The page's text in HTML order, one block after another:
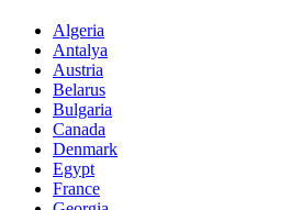
Algeria
Antalya
Austria
Belarus
Bulgaria
Canada
Denmark
Egypt
France